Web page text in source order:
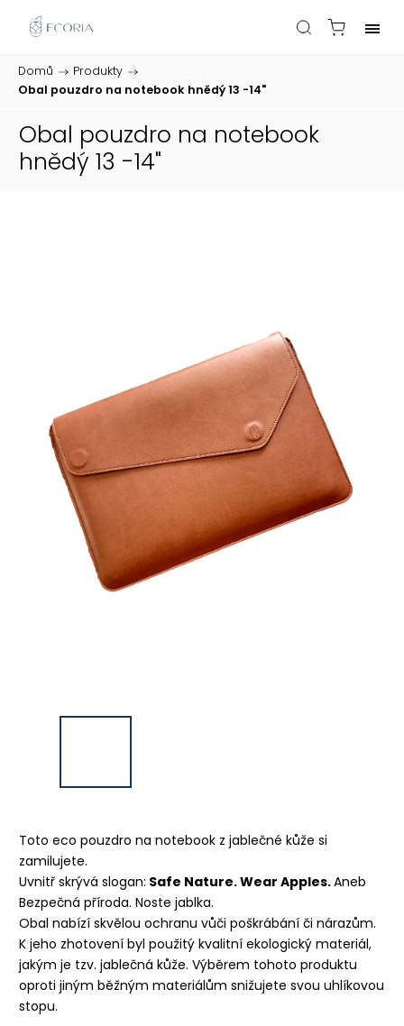
Domů / Produkty /
Obal pouzdro na notebook hnědý 13 -14"
Obal pouzdro na notebook
hnědý 13 -14"
Toto eco pouzdro na notebook z jablečné kůže si
zamilujete.
Uvnitř skrývá slogan: Safe Nature. Wear Apples.Aneb
Bezpečná příroda. Noste jablka.
Obal nabízí skvělou ochranu vůči poškrábání či nárazům.
K jeho zhotovení byl použitý kvalitní ekologický materiál,
jakým je tzv. jablečná kůže. Výběrem tohoto produktu
oproti jiným běžným materiálům snižujete svou uhlíkovou
stopu.